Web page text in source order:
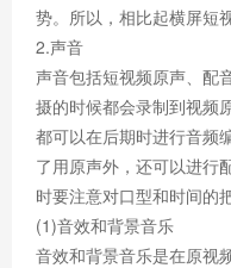
势。所以，相比起横屏短
2.声音
声音包括短视频原声、配
摄的时候都会录制到视频
都可以在后期时进行音频
了用原声外，还可以进行
时要注意对口型和时间的
(1)音效和背景音乐
音效和背景音乐是在原视